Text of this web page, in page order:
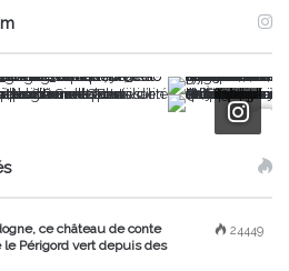
24449
ce château de conte
le Périgord vert depuis des